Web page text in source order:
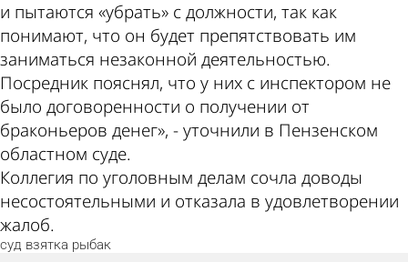
и пытаются «убрать» с должности, так как
понимают, что он будет препятствовать им
заниматься незаконной деятельностью.
Посредник пояснял, что у них с инспектором не
было договоренности о получении от
браконьеров денег», - уточнили в Пензенском
областном суде.
Коллегия по уголовным делам сочла доводы
несостоятельными и отказала в удовлетворении
жалоб.
суд взятка рыбак